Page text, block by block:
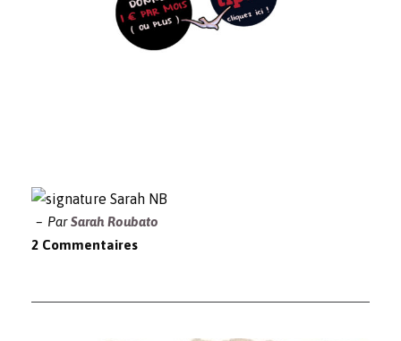
ParSarah Roubato
2 Commentaires